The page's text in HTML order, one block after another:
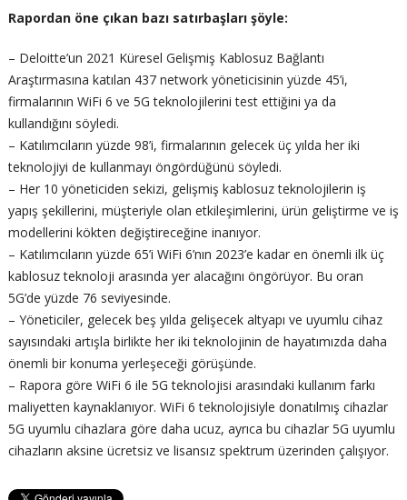
Rapordan öne çıkan bazı satırbaşları şöyle:
– Deloitte’un 2021 Küresel Gelişmiş Kablosuz Bağlantı
Araştırmasına katılan 437 network yöneticisinin yüzde 45’i,
firmalarının WiFi 6 ve 5G teknolojilerini test ettiğini ya da
kullandığını söyledi.
– Katılımcıların yüzde 98’i, firmalarının gelecek üç yılda her iki
teknolojiyi de kullanmayı öngördüğünü söyledi.
– Her 10 yöneticiden sekizi, gelişmiş kablosuz teknolojilerin iş
yapış şekillerini, müşteriyle olan etkileşimlerini, ürün geliştirme ve iş
modellerini kökten değiştireceğine inanıyor.
– Katılımcıların yüzde 65’i WiFi 6’nın 2023’e kadar en önemli ilk üç
kablosuz teknoloji arasında yer alacağını öngörüyor. Bu oran
5G’de yüzde 76 seviyesinde.
– Yöneticiler, gelecek beş yılda gelişecek altyapı ve uyumlu cihaz
sayısındaki artışla birlikte her iki teknolojinin de hayatımızda daha
önemli bir konuma yerleşeceği görüşünde.
– Rapora göre WiFi 6 ile 5G teknolojisi arasındaki kullanım farkı
maliyetten kaynaklanıyor. WiFi 6 teknolojisiyle donatılmış cihazlar
5G uyumlu cihazlara göre daha ucuz, ayrıca bu cihazlar 5G uyumlu
cihazların aksine ücretsiz ve lisansız spektrum üzerinden çalışıyor.